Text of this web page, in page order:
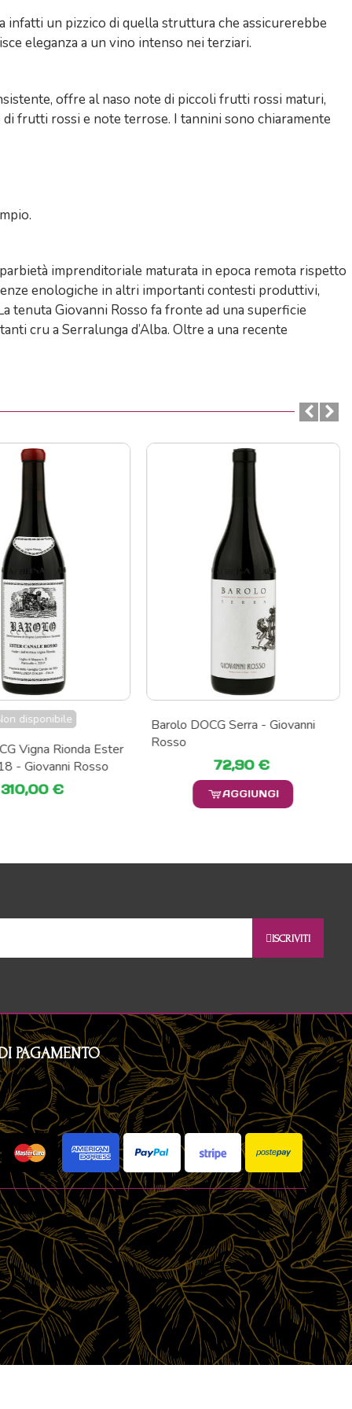
infatti un pizzico di quella struttura che assicurerebbe
eleganza a un vino intenso nei terziari.
offre al naso note di piccoli frutti rossi maturi,
frutti rossi e note terrose. I tannini sono chiaramente
imprenditoriale maturata in epoca remota rispetto
enologiche in altri importanti contesti produttivi,
tenuta Giovanni Rosso fa fronte ad una superficie
cru a Serralunga d’Alba. Oltre a una recente
disponibile
Vigna Rionda Ester
- Giovanni Rosso
310,00 €
Barolo DOCG Serra - Giovanni
Rosso
72,90 €
AGGIUNGI
ISCRIVITI
PAGAMENTO